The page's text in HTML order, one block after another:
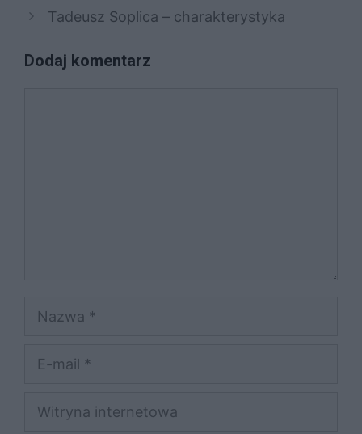
Tadeusz Soplica – charakterystyka
Dodaj komentarz
Nazwa
Witryna